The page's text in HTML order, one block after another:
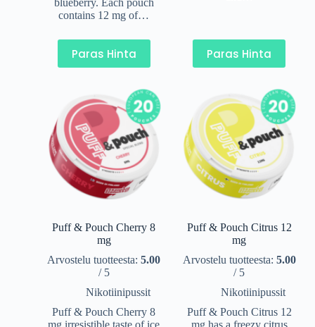
blueberry. Each pouch
contains 12 mg of…
Paras Hinta Paras Hinta
Puff & Pouch Cherry 8
mg
Arvostelu tuotteesta:5.00
/ 5
Nikotiinipussit
Puff & Pouch Cherry 8
mg irresistible taste of ice
Puff & Pouch Citrus 12
mg
Arvostelu tuotteesta: 5.00
/ 5
Nikotiinipussit
Puff & Pouch Citrus 12
mg has a freezy citrus